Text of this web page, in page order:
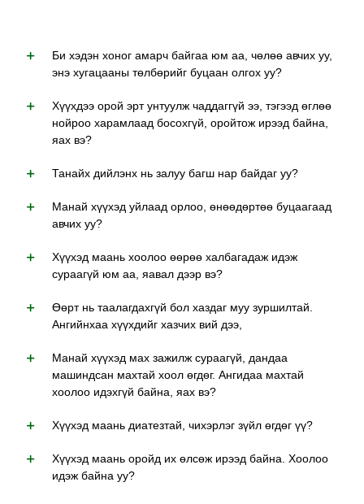
Би хэдэн хоног амарч байгаа юм аа, чөлөө авчих уу,
энэ хугацааны төлбөрийг буцаан олгох уу?
Хүүхдээ орой эрт унтуулж чаддаггүй ээ, тэгээд өглөө
нойроо харамлаад босохгүй, оройтож ирээд байна,
яах вэ?
Танайх дийлэнх нь залуу багш нар байдаг уу?
Манай хүүхэд уйлаад орлоо, өнөөдөртөө буцаагаад
авчих уу?
Хүүхэд маань хоолоо өөрөө халбагадаж идэж
сураагүй юм аа, яавал дээр вэ?
Өөрт нь таалагдахгүй бол хаздаг муу зуршилтай.
Ангийнхаа хүүхдийг хазчих вий дээ,
Манай хүүхэд мах зажилж сураагүй, дандаа
машиндсан махтай хоол өгдөг. Ангидаа махтай
хоолоо идэхгүй байна, яах вэ?
Хүүхэд маань диатезтай, чихэрлэг зүйл өгдөг үү?
Хүүхэд маань оройд их өлсөж ирээд байна. Хоолоо
идэж байна уу?